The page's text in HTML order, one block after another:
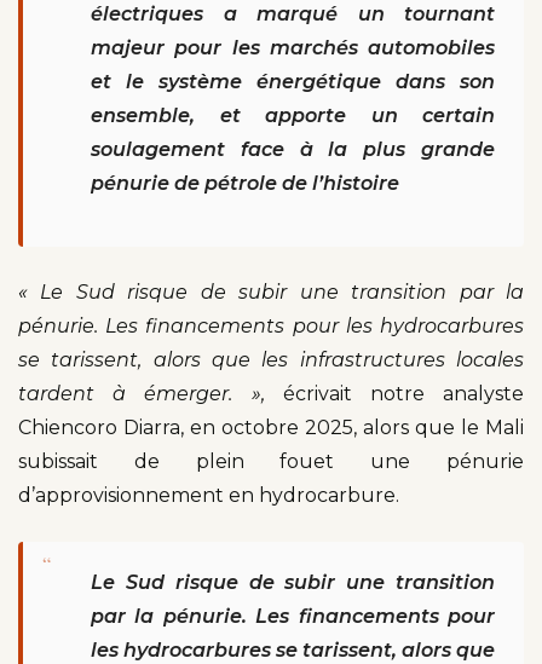
électriques a marqué un tournant
majeur pour les marchés automobiles
et le système énergétique dans son
ensemble, et apporte un certain
soulagement face à la plus grande
pénurie de pétrole de l’histoire
« Le Sud risque de subir une transition par la
pénurie. Les financements pour les hydrocarbures
se tarissent, alors que les infrastructures locales
tardent à émerger. », écrivait notre analyste
Chiencoro Diarra, en octobre 2025, alors que le Mali
subissait de plein fouet une pénurie
d’approvisionnement en hydrocarbure.
“
Le Sud risque de subir une transition
par la pénurie. Les financements pour
les hydrocarbures se tarissent, alors que